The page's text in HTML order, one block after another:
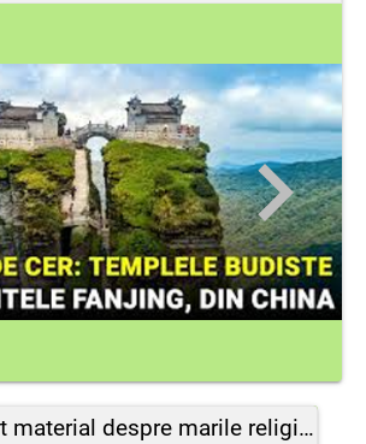
Un scurt material despre marile religii ale lumii